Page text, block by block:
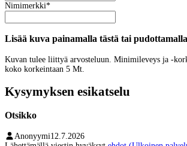
Nimimerkki*
Lisää kuva painamalla tästä tai
Kuvan tulee liittyä arvosteluun. Minimileveys ja -
koko korkeintaan 5 Mt.
Kysymyksen esikatselu
Otsikko
Anonyymi12.7.2026